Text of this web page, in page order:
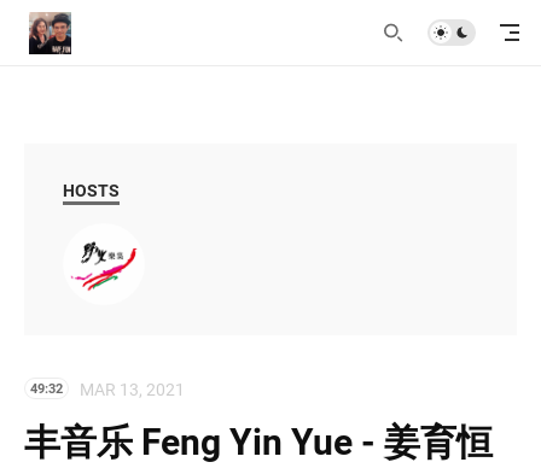
HOSTS
49:32 MAR 13, 2021
丰音乐 Feng Yin Yue - 姜育恒